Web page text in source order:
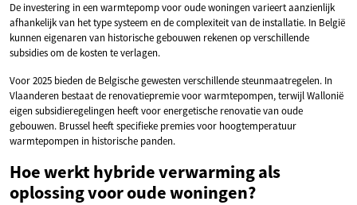
De investering in een warmtepomp voor oude woningen varieert aanzienlijk
afhankelijk van het type systeem en de complexiteit van de installatie. In België
kunnen eigenaren van historische gebouwen rekenen op verschillende
subsidies om de kosten te verlagen.
Voor 2025 bieden de Belgische gewesten verschillende steunmaatregelen. In
Vlaanderen bestaat de renovatiepremie voor warmtepompen, terwijl Wallonië
eigen subsidieregelingen heeft voor energetische renovatie van oude
gebouwen. Brussel heeft specifieke premies voor hoogtemperatuur
warmtepompen in historische panden.
Hoe werkt hybride verwarming als
oplossing voor oude woningen?